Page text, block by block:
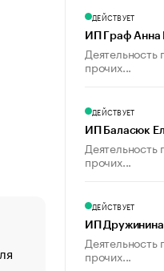
«От спорта тело
ДЕЙСТВУЕТ
ИП Граф Анна
прочих...
ДЕЙСТВУЕТ
ИП Баласюк
прочих...
ДЕЙСТВУЕТ
ИП Дружинина
прочих...